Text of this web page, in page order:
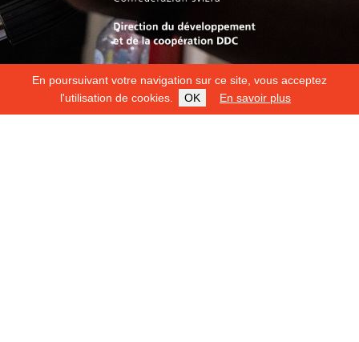
En poursuivant votre navigation sur ce site, vous acceptez
l'utilisation de cookies.
OK En savoir plus